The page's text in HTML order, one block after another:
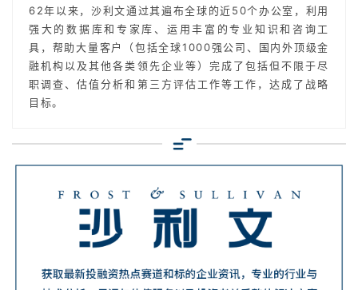
62年以来，沙利文通过其遍布全球的近50个办公室，利用
强大的数据库和专家库、运用丰富的专业知识和咨询工
具，帮助大量客户（包括全球1000强公司、国内外顶级金
融机构以及其他各类领先企业等）完成了包括但不限于尽
职调查、估值分析和第三方评估工作等工作，达成了战略
目标。